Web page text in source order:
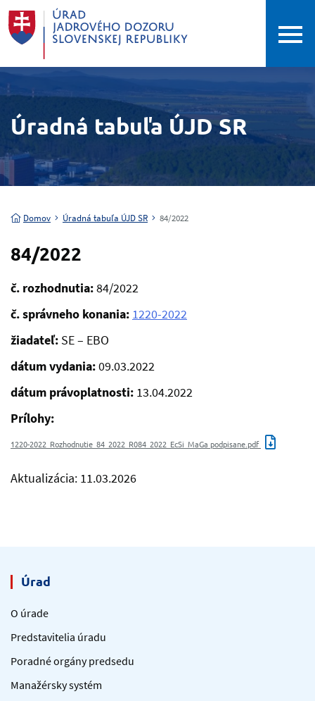
Úradná tabuľa ÚJD SR
Domov Úradná tabuľa ÚJD SR 84/2022
84/2022
č. rozhodnutia:84/2022
č. správneho konania: 1220-2022
žiadateľ: SE – EBO
dátum vydania:09.03.2022
dátum právoplatnosti: 13.04.2022
Prílohy:
1220-2022_Rozhodnutie_84_2022_R084_2022_EcSi_MaGa podpisane.pdf
Aktualizácia: 11.03.2026
Úrad
O úrade
Predstavitelia úradu
Poradné orgány predsedu
Manažérsky systém